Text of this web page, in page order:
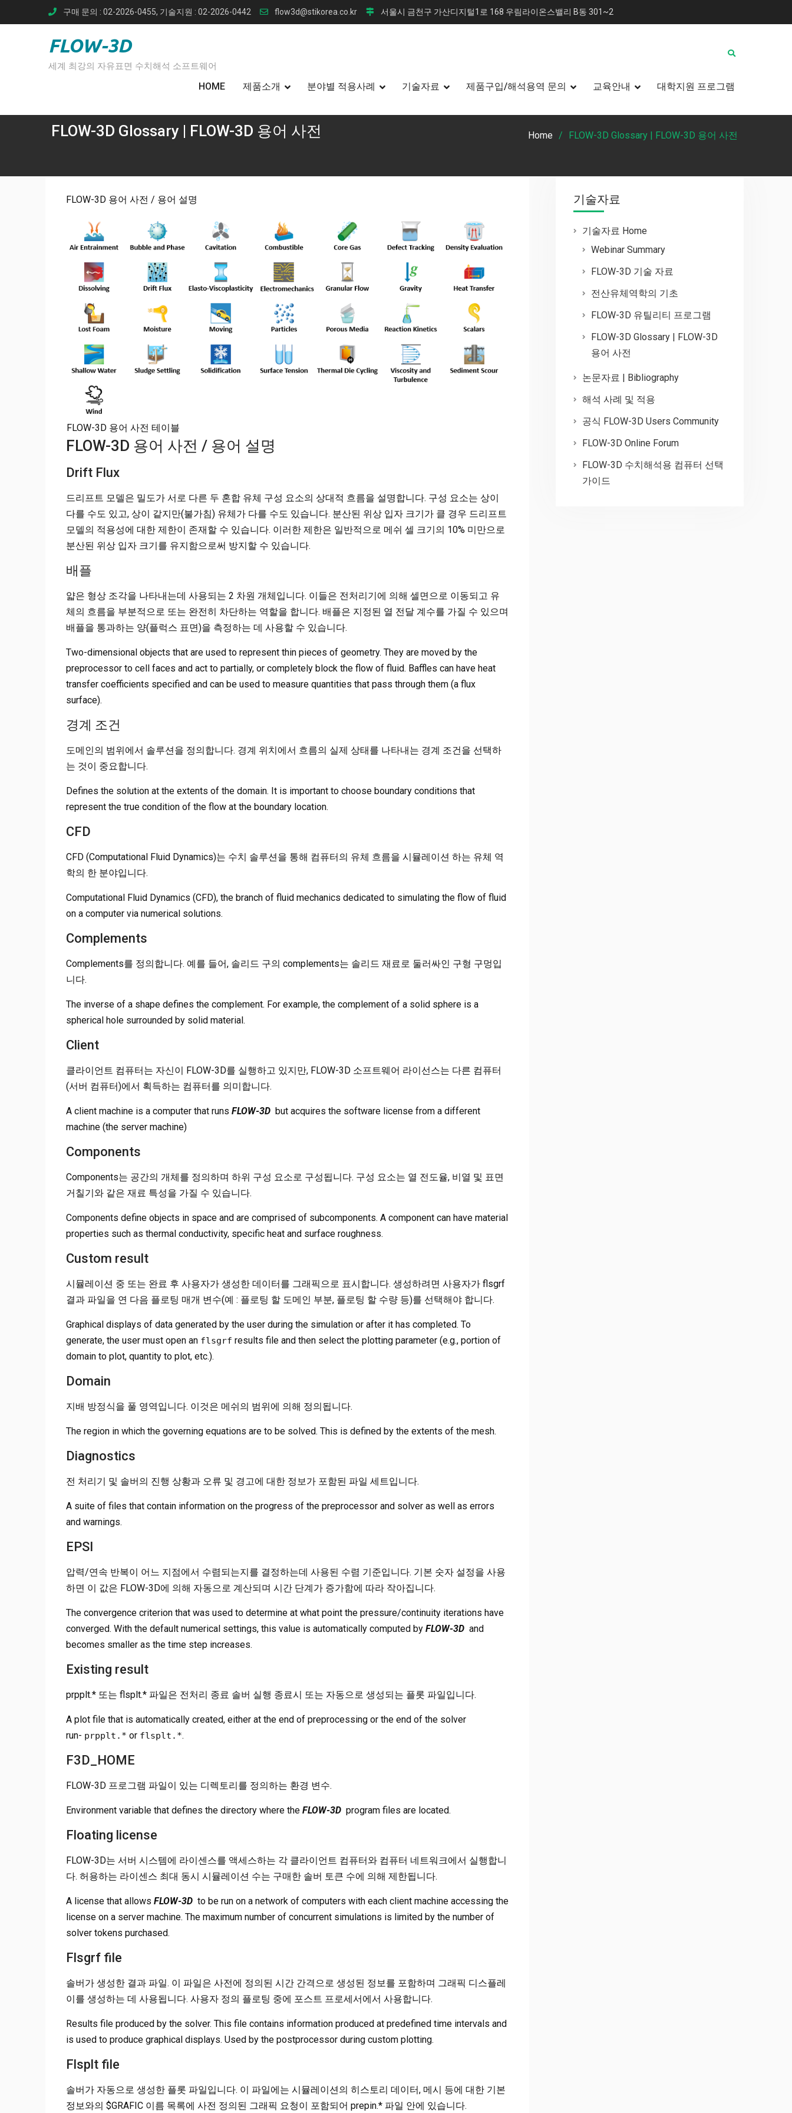
to
구매 문의 : 02-2026-0455, 기술지원 : 02-2026-0442 flow3d@stikorea.co.kr 서울시 금천구 가산디지털1로 168 우림라이온스밸리 B동 301~2
FLOW-3D
세계 최강의 자유표면 수치해석 소프트웨어
HOME 제품소개 분야별 적용사례 기술자료 제품구입/해석용역 문의 교육안내 대학지원 프로그램
FLOW-3D Glossary | FLOW-3D 용어 사전 Home FLOW-3D Glossary | FLOW-3D 용어 사전
FLOW-3D 용어 사전 / 용어 설명
FLOW-3D 용어 사전 테이블
FLOW-3D 용어 사전 / 용어 설명
Drift Flux
드리프트 모델은 밀도가 서로 다른 두 혼합 유체 구성 요소의 상대적 흐름을 설명합니다. 구성 요소는 상이
다를 수도 있고, 상이 같지만(불가침) 유체가 다를 수도 있습니다. 분산된 위상 입자 크기가 클 경우 드리프트
모델의 적용성에 대한 제한이 존재할 수 있습니다. 이러한 제한은 일반적으로 메쉬 셀 크기의 10% 미만으로
분산된 위상 입자 크기를 유지함으로써 방지할 수 있습니다.
배플
얇은 형상 조각을 나타내는데 사용되는 2 차원 개체입니다. 이들은 전처리기에 의해 셀면으로 이동되고 유
체의 흐름을 부분적으로 또는 완전히 차단하는 역할을 합니다. 배플은 지정된 열 전달 계수를 가질 수 있으며
배플을 통과하는 양(플럭스 표면)을 측정하는 데 사용할 수 있습니다.
Two-dimensional objects that are used to represent thin pieces of geometry. They are moved by the
preprocessor to cell faces and act to partially, or completely block the flow of fluid. Baffles can have heat
transfer coefficients specified and can be used to measure quantities that pass through them (a flux
surface).
경계 조건
도메인의 범위에서 솔루션을 정의합니다. 경계 위치에서 흐름의 실제 상태를 나타내는 경계 조건을 선택하
는 것이 중요합니다.
Defines the solution at the extents of the domain. It is important to choose boundary conditions that
represent the true condition of the flow at the boundary location.
CFD
CFD (Computational Fluid Dynamics)는 수치 솔루션을 통해 컴퓨터의 유체 흐름을 시뮬레이션 하는 유체 역
학의 한 분야입니다.
Computational Fluid Dynamics (CFD), the branch of fluid mechanics dedicated to simulating the flow of fluid
on a computer via numerical solutions.
Complements
Complements를 정의합니다. 예를 들어, 솔리드 구의 complements는 솔리드 재료로 둘러싸인 구형 구멍입
니다.
The inverse of a shape defines the complement. For example, the complement of a solid sphere is a
spherical hole surrounded by solid material.
Client
클라이언트 컴퓨터는 자신이 FLOW-3D를 실행하고 있지만, FLOW-3D 소프트웨어 라이선스는 다른 컴퓨터
(서버 컴퓨터)에서 획득하는 컴퓨터를 의미합니다.
A client machine is a computer that runs FLOW-3D but acquires the software license from a different
machine (the server machine)
Components
Components는 공간의 개체를 정의하며 하위 구성 요소로 구성됩니다. 구성 요소는 열 전도율, 비열 및 표면
거칠기와 같은 재료 특성을 가질 수 있습니다.
Components define objects in space and are comprised of subcomponents. A component can have material
properties such as thermal conductivity, specific heat and surface roughness.
Custom result
시뮬레이션 중 또는 완료 후 사용자가 생성한 데이터를 그래픽으로 표시합니다. 생성하려면 사용자가 flsgrf
결과 파일을 연 다음 플로팅 매개 변수(예 : 플로팅 할 도메인 부분, 플로팅 할 수량 등)를 선택해야 합니다.
Graphical displays of data generated by the user during the simulation or after it has completed. To
generate, the user must open an flsgrf results file and then select the plotting parameter (e.g., portion of
domain to plot, quantity to plot, etc.).
Domain
지배 방정식을 풀 영역입니다. 이것은 메쉬의 범위에 의해 정의됩니다.
The region in which the governing equations are to be solved. This is defined by the extents of the mesh.
Diagnostics
전 처리기 및 솔버의 진행 상황과 오류 및 경고에 대한 정보가 포함된 파일 세트입니다.
A suite of files that contain information on the progress of the preprocessor and solver as well as errors
and warnings.
EPSI
압력/연속 반복이 어느 지점에서 수렴되는지를 결정하는데 사용된 수렴 기준입니다. 기본 숫자 설정을 사용
하면 이 값은 FLOW-3D에 의해 자동으로 계산되며 시간 단계가 증가함에 따라 작아집니다.
The convergence criterion that was used to determine at what point the pressure/continuity iterations have
converged. With the default numerical settings, this value is automatically computed by FLOW-3D and
becomes smaller as the time step increases.
Existing result
prpplt.* 또는 flsplt.* 파일은 전처리 종료 솔버 실행 종료시 또는 자동으로 생성되는 플롯 파일입니다.
A plot file that is automatically created, either at the end of preprocessing or the end of the solver
run- prpplt.* or flsplt.*.
F3D_HOME
FLOW-3D 프로그램 파일이 있는 디렉토리를 정의하는 환경 변수.
Environment variable that defines the directory where the FLOW-3D program files are located.
Floating license
FLOW-3D는 서버 시스템에 라이센스를 액세스하는 각 클라이언트 컴퓨터와 컴퓨터 네트워크에서 실행합니
다. 허용하는 라이센스 최대 동시 시뮬레이션 수는 구매한 솔버 토큰 수에 의해 제한됩니다.
A license that allows FLOW-3D to be run on a network of computers with each client machine accessing the
license on a server machine. The maximum number of concurrent simulations is limited by the number of
solver tokens purchased.
Flsgrf file
솔버가 생성한 결과 파일. 이 파일은 사전에 정의된 시간 간격으로 생성된 정보를 포함하며 그래픽 디스플레
이를 생성하는 데 사용됩니다. 사용자 정의 플로팅 중에 포스트 프로세서에서 사용합니다.
Results file produced by the solver. This file contains information produced at predefined time intervals and
is used to produce graphical displays. Used by the postprocessor during custom plotting.
Flsplt file
솔버가 자동으로 생성한 플롯 파일입니다. 이 파일에는 시뮬레이션의 히스토리 데이터, 메시 등에 대한 기본
정보와의 $GRAFIC 이름 목록에 사전 정의된 그래픽 요청이 포함되어 prepin.* 파일 안에 있습니다.
기술자료
기술자료 Home
Webinar Summary
FLOW-3D 기술 자료
전산유체역학의 기초
FLOW-3D 유틸리티 프로그램
FLOW-3D Glossary | FLOW-3D
용어 사전
논문자료 | Bibliography
해석 사례 및 적용
공식 FLOW-3D Users Community
FLOW-3D Online Forum
FLOW-3D 수치해석용 컴퓨터 선택
가이드